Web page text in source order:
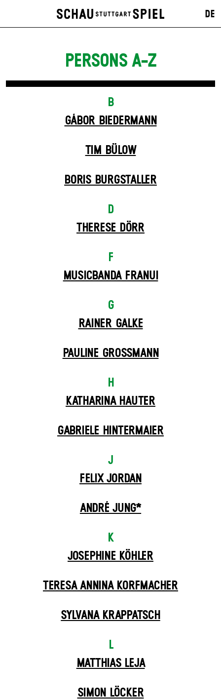
DE
PERSONS A-Z
B
GÁBOR BIEDERMANN
TIM BÜLOW
BORIS BURGSTALLER
D
THERESE DÖRR
F
MUSICBANDA FRANUI
G
RAINER GALKE
PAULINE GROSSMANN
H
KATHARINA HAUTER
GABRIELE HINTERMAIER
J
FELIX JORDAN
ANDRÉ JUNG*
K
JOSEPHINE KÖHLER
TERESA ANNINA KORFMACHER
SYLVANA KRAPPATSCH
L
MATTHIAS LEJA
SIMON LÖCKER